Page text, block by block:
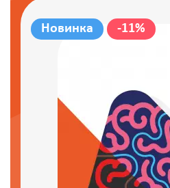
Новинка -11%